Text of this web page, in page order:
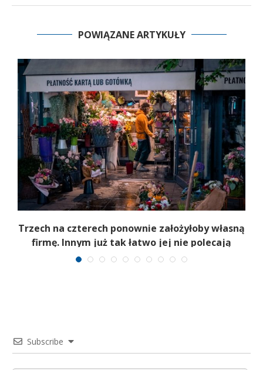
POWIĄZANE ARTYKUŁY
Trzech na czterech ponownie założyłoby własną
firmę. Innym już tak łatwo jej nie polecają
Subscribe